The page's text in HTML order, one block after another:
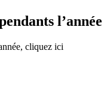
l’année
cliquez ici